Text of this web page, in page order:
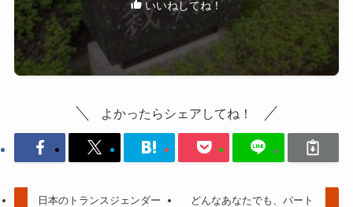
いいねしてね！
よかったらシェアしてね！
日本のトランスジェンダー
どんなあなたでも、パート